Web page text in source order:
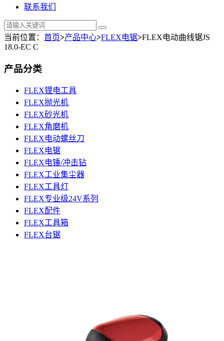
联系我们
当前位置： 首页>产品中心>FLEX电锯>FLEX电动曲线锯JS
18.0-EC C
产品分类
FLEX锂电工具
FLEX抛光机
FLEX砂光机
FLEX角磨机
FLEX电动螺丝刀
FLEX电锯
FLEX电锤/冲击钻
FLEX工业集尘器
FLEX工具灯
FLEX专业级24V系列
FLEX配件
FLEX工具箱
FLEX台锯